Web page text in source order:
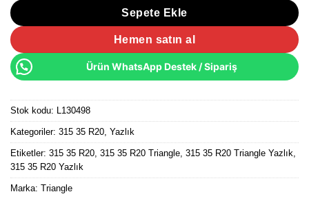
Sepete Ekle
Hemen satın al
Ürün WhatsApp Destek / Sipariş
Stok kodu: L130498
Kategoriler: 315 35 R20 Yazlık
Etiketler: 315 35 R20 315 35 R20 Triangle 315 35 R20 Triangle Yazlık
315 35 R20 Yazlık
Marka: Triangle